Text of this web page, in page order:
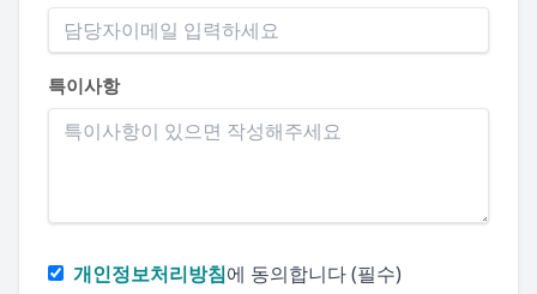
특이사항
개인정보처리방침에 동의합니다 (필수)